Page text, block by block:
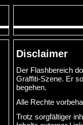
Disclaimer
Der Flashbereich
Graffiti-Szene. Er
begehen.
Alle Rechte
Trotz sorgfältiger